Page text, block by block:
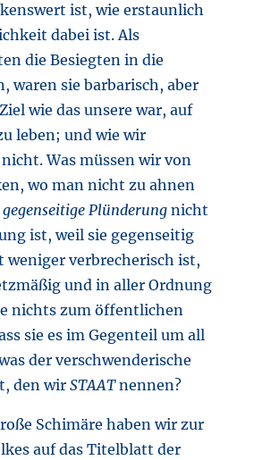
ist, wie erstaunlich
dabei ist. Als
die Besiegten in die
waren sie barbarisch, aber
wie das unsere war, auf
leben; und wie wir
Was müssen wir von
wo man nicht zu ahnen
gegenseitige Plünderung nicht
ist, weil sie gegenseitig
weniger verbrecherisch ist,
und in aller Ordnung
nichts zum öffentlichen
sie es im Gegenteil um all
der verschwenderische
den wir STAATnennen?
Schimäre haben wir zur
auf das Titelblatt der